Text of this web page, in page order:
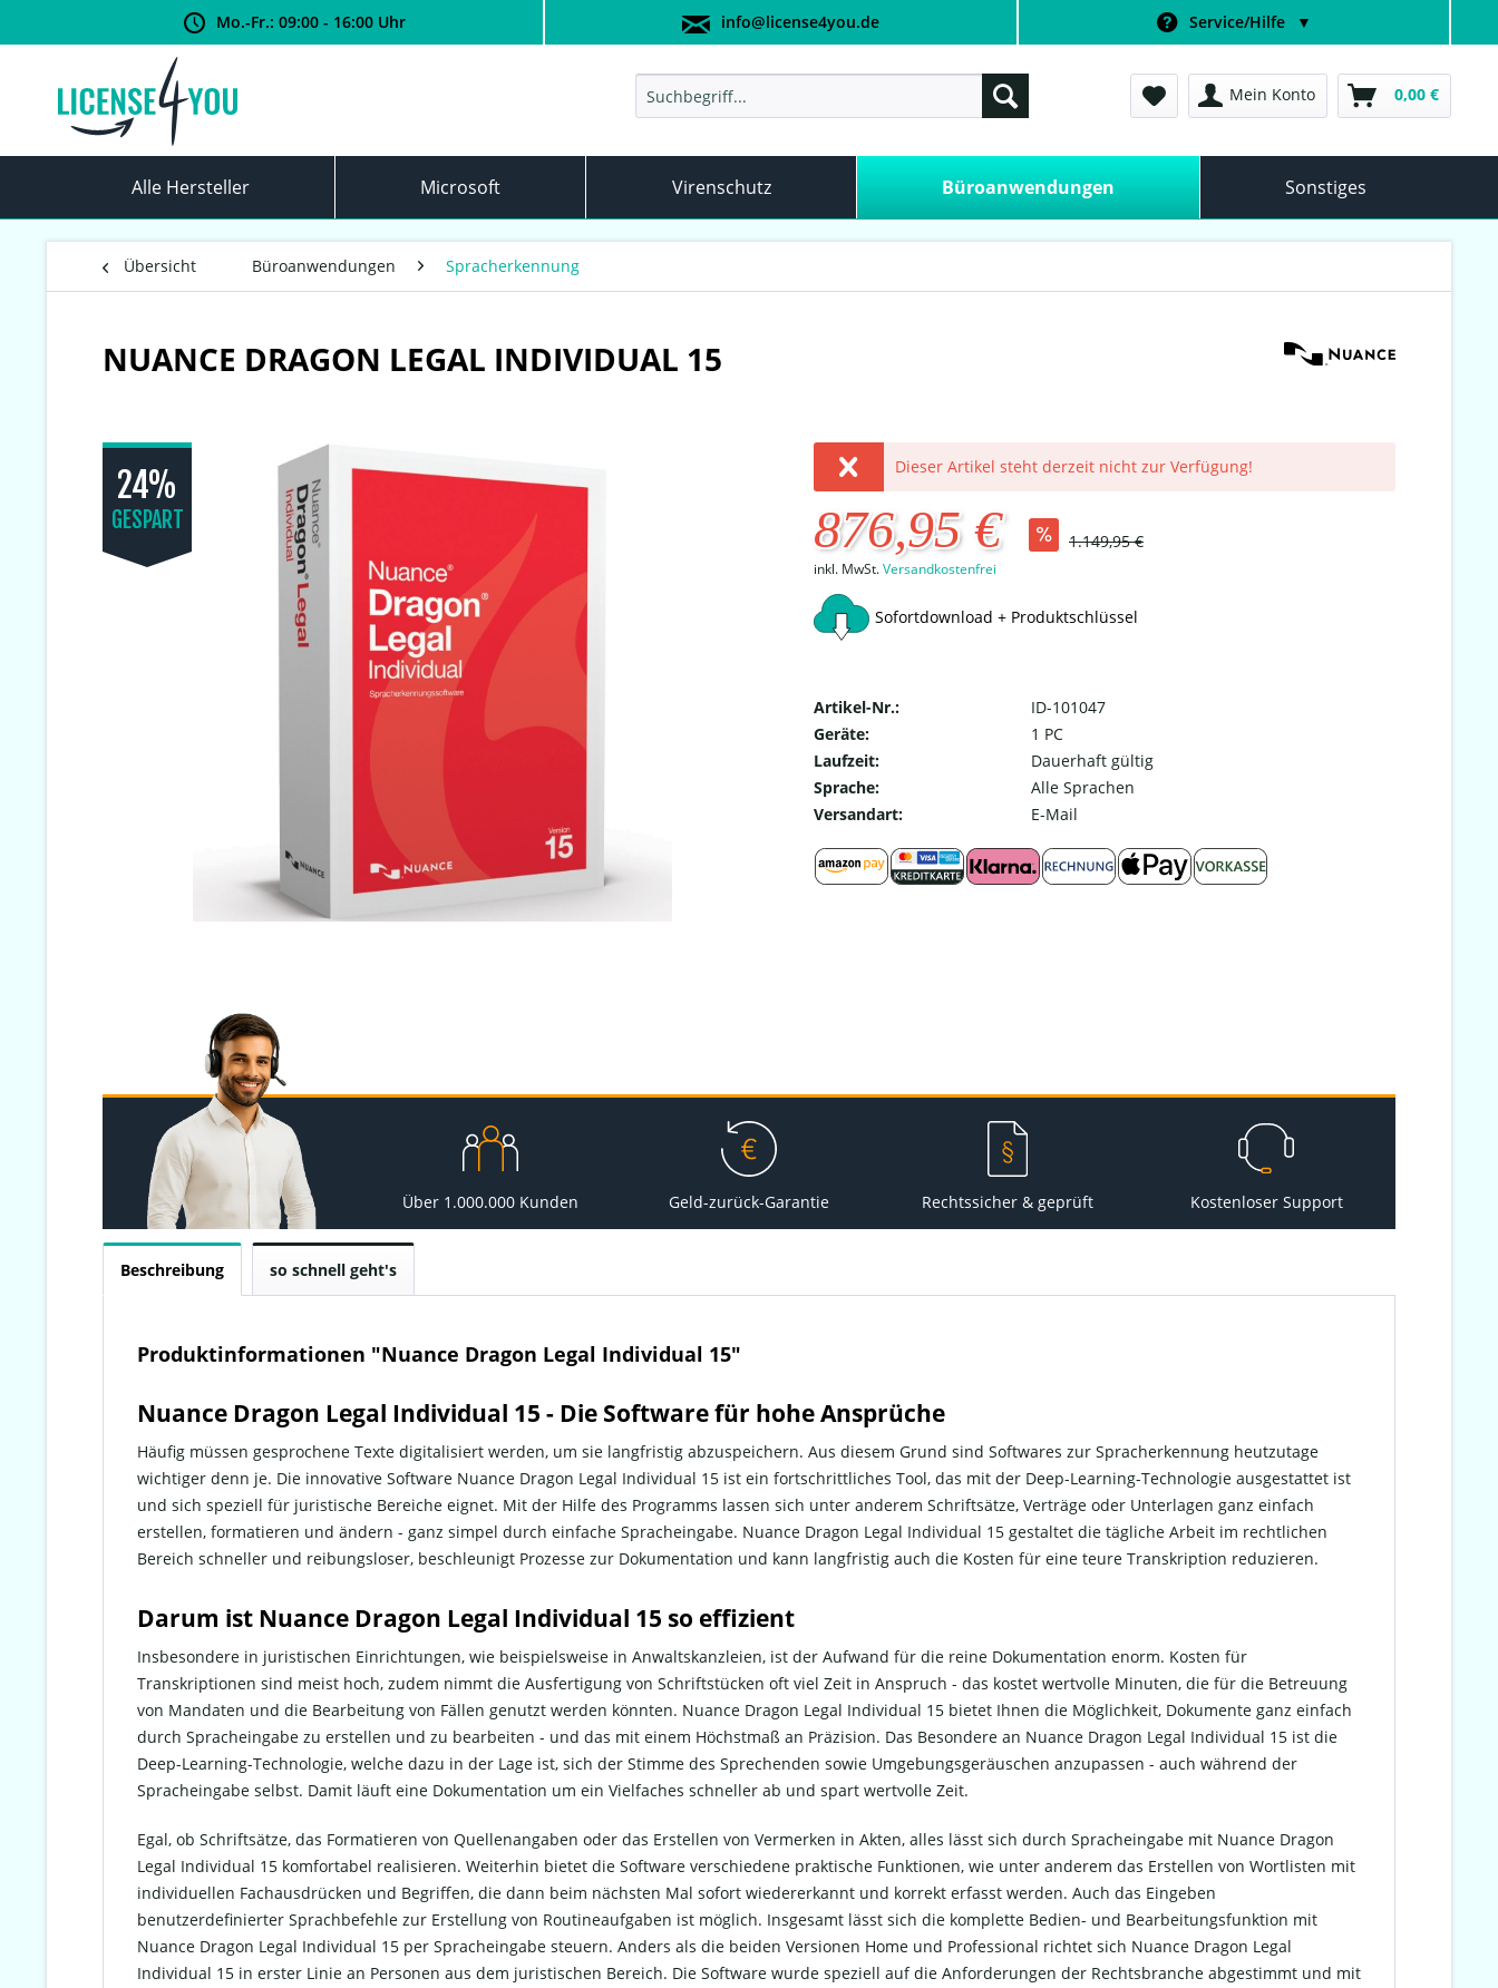
Mo.-Fr.: 09:00 - 16:00 Uhr info@license4you.de Service/Hilfe ▼
Mein Konto 0,00 €
Alle Hersteller Microsoft Virenschutz Büroanwendungen Sonstiges
Übersicht Büroanwendungen Spracherkennung
NUANCE DRAGON LEGAL INDIVIDUAL 15
24%
GESPART
Dieser Artikel steht derzeit nicht zur Verfügung!
876,95 € 1.149,95 €
inkl. MwSt.Versandkostenfrei
Sofortdownload + Produktschlüssel
Artikel-Nr.:
ID-101047
Geräte:
1 PC
Laufzeit:
Dauerhaft gültig
Sprache:
Alle Sprachen
Versandart:
E-Mail
Über 1.000.000 Kunden Geld-zurück-Garantie Rechtssicher & geprüft Kostenloser Support
Beschreibung so schnell geht's
Produktinformationen "Nuance Dragon Legal Individual 15"
Nuance Dragon Legal Individual 15 - Die Software für hohe Ansprüche
Häufig müssen gesprochene Texte digitalisiert werden, um sie langfristig abzuspeichern. Aus diesem Grund sind Softwares zur Spracherkennung heutzutage
wichtiger denn je. Die innovative Software Nuance Dragon Legal Individual 15 ist ein fortschrittliches Tool, das mit der Deep-Learning-Technologie ausgestattet ist
und sich speziell für juristische Bereiche eignet. Mit der Hilfe des Programms lassen sich unter anderem Schriftsätze, Verträge oder Unterlagen ganz einfach
erstellen, formatieren und ändern - ganz simpel durch einfache Spracheingabe. Nuance Dragon Legal Individual 15 gestaltet die tägliche Arbeit im rechtlichen
Bereich schneller und reibungsloser, beschleunigt Prozesse zur Dokumentation und kann langfristig auch die Kosten für eine teure Transkription reduzieren.
Darum ist Nuance Dragon Legal Individual 15 so effizient
Insbesondere in juristischen Einrichtungen, wie beispielsweise in Anwaltskanzleien, ist der Aufwand für die reine Dokumentation enorm. Kosten für
Transkriptionen sind meist hoch, zudem nimmt die Ausfertigung von Schriftstücken oft viel Zeit in Anspruch - das kostet wertvolle Minuten, die für die Betreuung
von Mandaten und die Bearbeitung von Fällen genutzt werden könnten. Nuance Dragon Legal Individual 15 bietet Ihnen die Möglichkeit, Dokumente ganz einfach
durch Spracheingabe zu erstellen und zu bearbeiten - und das mit einem Höchstmaß an Präzision. Das Besondere an Nuance Dragon Legal Individual 15 ist die
Deep-Learning-Technologie, welche dazu in der Lage ist, sich der Stimme des Sprechenden sowie Umgebungsgeräuschen anzupassen - auch während der
Spracheingabe selbst. Damit läuft eine Dokumentation um ein Vielfaches schneller ab und spart wertvolle Zeit.
Egal, ob Schriftsätze, das Formatieren von Quellenangaben oder das Erstellen von Vermerken in Akten, alles lässt sich durch Spracheingabe mit Nuance Dragon
Legal Individual 15 komfortabel realisieren. Weiterhin bietet die Software verschiedene praktische Funktionen, wie unter anderem das Erstellen von Wortlisten mit
individuellen Fachausdrücken und Begriffen, die dann beim nächsten Mal sofort wiedererkannt und korrekt erfasst werden. Auch das Eingeben
benutzerdefinierter Sprachbefehle zur Erstellung von Routineaufgaben ist möglich. Insgesamt lässt sich die komplette Bedien- und Bearbeitungsfunktion mit
Nuance Dragon Legal Individual 15 per Spracheingabe steuern. Anders als die beiden Versionen Home und Professional richtet sich Nuance Dragon Legal
Individual 15 in erster Linie an Personen aus dem juristischen Bereich. Die Software wurde speziell auf die Anforderungen der Rechtsbranche abgestimmt und mit